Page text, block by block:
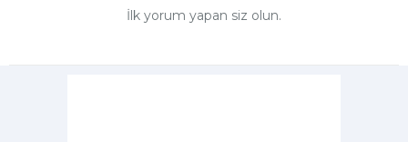
İlk yorum yapan siz olun.